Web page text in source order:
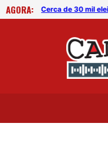
AGORA:
Cerca de 30 mil eleitores estão com títulos cancelados em Campina Grande